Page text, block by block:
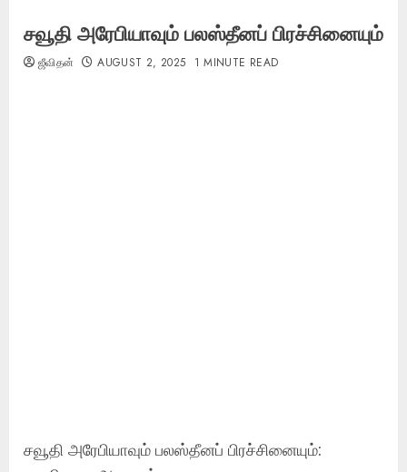
சவூதி அரேபியாவும் பலஸ்தீனப் பிரச்சினையும்
ஜீவிதன் AUGUST 2, 2025 1 MINUTE READ
சவூதி அரேபியாவும் பலஸ்தீனப் பிரச்சினையும்: